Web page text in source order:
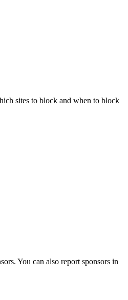
sites to block and when to block
You can also report sponsors in